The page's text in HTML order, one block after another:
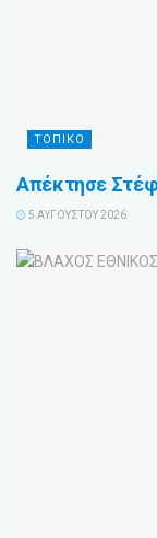
ΤΟΠΙΚΟ
Απέκτησε
5 ΑΥΓΟΎΣΤΟΥ 2026